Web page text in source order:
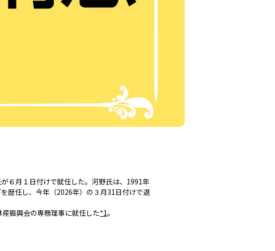
６月１日付けで就任した。河野氏は、1991年
歴任し、今年（2026年）の３月31日付けで退
振興会の専務理事に就任した*1。